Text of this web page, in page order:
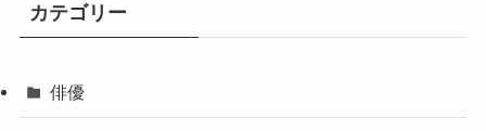
カテゴリー
俳優